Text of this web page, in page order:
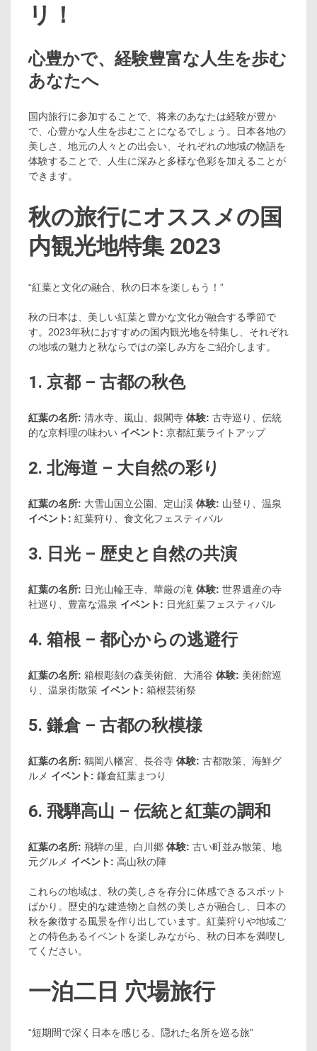
リ！
心豊かで、経験豊富な人生を歩む
あなたへ
国内旅行に参加することで、将来のあなたは経験が豊か
で、心豊かな人生を歩むことになるでしょう。日本各地の
美しさ、地元の人々との出会い、それぞれの地域の物語を
体験することで、人生に深みと多様な色彩を加えることが
できます。
秋の旅行にオススメの国
内観光地特集 2023
“紅葉と文化の融合、秋の日本を楽しもう！”
秋の日本は、美しい紅葉と豊かな文化が融合する季節で
す。2023年秋におすすめの国内観光地を特集し、それぞれ
の地域の魅力と秋ならではの楽しみ方をご紹介します。
1. 京都 – 古都の秋色
紅葉の名所: 清水寺、嵐山、銀閣寺 体験: 古寺巡り、伝統
的な京料理の味わい イベント: 京都紅葉ライトアップ
2. 北海道 – 大自然の彩り
紅葉の名所: 大雪山国立公園、定山渓 体験: 山登り、温泉
イベント: 紅葉狩り、食文化フェスティバル
3. 日光 – 歴史と自然の共演
紅葉の名所: 日光山輪王寺、華厳の滝 体験: 世界遺産の寺
社巡り、豊富な温泉 イベント: 日光紅葉フェスティバル
4. 箱根 – 都心からの逃避行
紅葉の名所: 箱根彫刻の森美術館、大涌谷 体験: 美術館巡
り、温泉街散策 イベント: 箱根芸術祭
5. 鎌倉 – 古都の秋模様
紅葉の名所: 鶴岡八幡宮、長谷寺 体験: 古都散策、海鮮グ
ルメ イベント: 鎌倉紅葉まつり
6. 飛騨高山 – 伝統と紅葉の調和
紅葉の名所: 飛騨の里、白川郷 体験: 古い町並み散策、地
元グルメ イベント: 高山秋の陣
これらの地域は、秋の美しさを存分に体感できるスポット
ばかり。歴史的な建造物と自然の美しさが融合し、日本の
秋を象徴する風景を作り出しています。紅葉狩りや地域ご
との特色あるイベントを楽しみながら、秋の日本を満喫し
てください。
一泊二日 穴場旅行
“短期間で深く日本を感じる、隠れた名所を巡る旅”